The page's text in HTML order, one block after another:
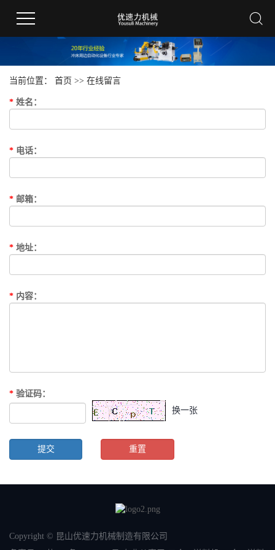
当前位置： 首页 >> 在线留言
* 姓名 ：
* 电话：
* 邮箱：
* 地址：
* 内容：
* 验证码：
换一张
Copyright © 昆山优速力机械制造有限公司